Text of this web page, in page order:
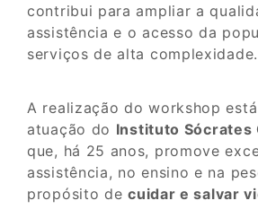
contribui para ampliar a
assistência e o acesso da
serviços de alta complexidade.
A realização do workshop
atuação do Instituto Sócrates
que, há 25 anos, promove
assistência, no ensino e na
propósito decuidar e salvar